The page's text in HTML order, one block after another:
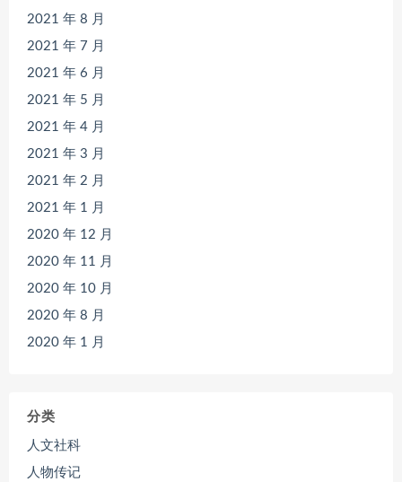
2021 年 8 月
2021 年 7 月
2021 年 6 月
2021 年 5 月
2021 年 4 月
2021 年 3 月
2021 年 2 月
2021 年 1 月
2020 年 12 月
2020 年 11 月
2020 年 10 月
2020 年 8 月
2020 年 1 月
分类
人文社科
人物传记